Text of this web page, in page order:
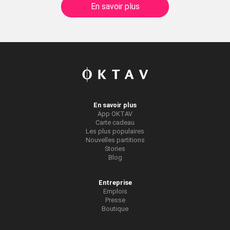
En savoir plus
En savoir plus
App OKTAV
Carte cadeau
Les plus populaires
Nouvelles partitions
Stories
Blog
Entreprise
Emplois
Presse
Boutique